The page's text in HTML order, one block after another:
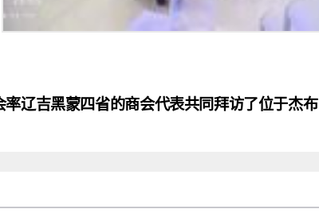
辽吉黑蒙四省的商会代表共同拜访了位于杰布